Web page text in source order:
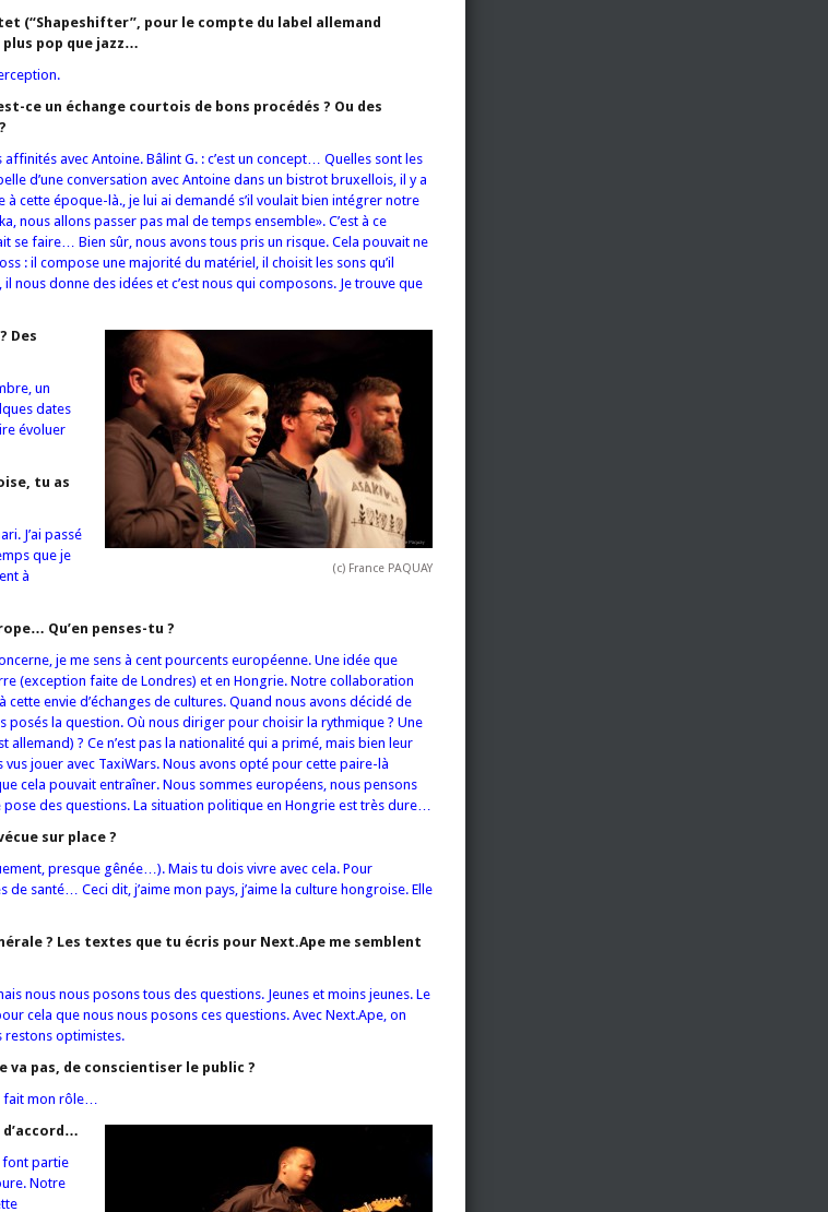
(“Shapeshifter”, pour le compte du label allemand
plus pop que jazz…
ce un échange courtois de bons procédés ? Ou des
avec Antoine. Bâlint G. : c’est un concept… Quelles sont les
d’une conversation avec Antoine dans un bistrot bruxellois, il y a
cette époque-là., je lui ai demandé s’il voulait bien intégrer notre
nous allons passer pas mal de temps ensemble». C’est à ce
se faire… Bien sûr, nous avons tous pris un risque. Cela pouvait ne
: il compose une majorité du matériel, il choisit les sons qu’il
nous donne des idées et c’est nous qui composons. Je trouve que
(c) France PAQUAY
Des
un
dates
évoluer
tu as
J’ai passé
que je
à
Qu’en penses-tu ?
je me sens à cent pourcents européenne. Une idée que
(exception faite de Londres) et en Hongrie. Notre collaboration
envie d’échanges de cultures. Quand nous avons décidé de
posés la question. Où nous diriger pour choisir la rythmique ? Une
? Ce n’est pas la nationalité qui a primé, mais bien leur
jouer avec TaxiWars. Nous avons opté pour cette paire-là
cela pouvait entraîner. Nous sommes européens, nous pensons
des questions. La situation politique en Hongrie est très dure…
sur place ?
presque gênée…). Mais tu dois vivre avec cela. Pour
santé… Ceci dit, j’aime mon pays, j’aime la culture hongroise. Elle
? Les textes que tu écris pour Next.Ape me semblent
nous nous posons tous des questions. Jeunes et moins jeunes. Le
cela que nous nous posons ces questions. Avec Next.Ape, on
restons optimistes.
va pas, de conscientiser le public ?
fait mon rôle…
font partie
Notre